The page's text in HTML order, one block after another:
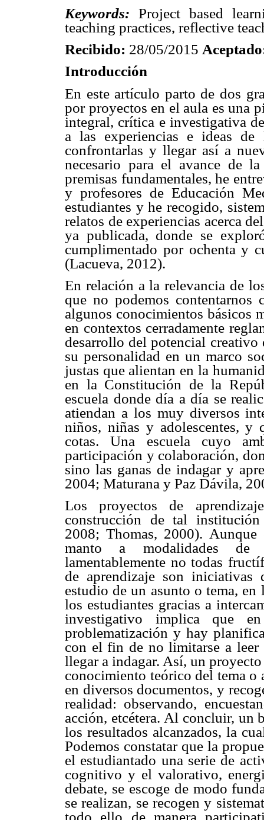
Keywords: Project based
teaching practices, reflective
Recibido: 28/05/2015
Introducción
En este artículo parto de dos
por proyectos en el aula es una
integral, crítica e investigativa
a las experiencias e ideas
confrontarlas y llegar así a
necesario para el avance de
premisas fundamentales, he
y profesores de Educación
estudiantes y he recogido,
relatos de experiencias acerca
ya publicada, donde se
cumplimentado por ochenta y
(Lacueva, 2012).
En relación a la relevancia de
que no podemos
algunos conocimientos básicos
en contextos cerradamente
desarrollo del potencial
su personalidad en un marco
justas que alientan en la
en la Constitución de la
escuela donde día a día se
atiendan a los muy diversos
niños, niñas y adolescentes, y
cotas. Una escuela cuyo
participación y colaboración,
sino las ganas de indagar y
2004; Maturana y Paz Dávila,
Los proyectos de
construcción de tal
2008; Thomas, 2000).
manto a modalidades de
lamentablemente no todas
de aprendizaje son iniciativas
estudio de un asunto o tema,
los estudiantes gracias a
investigativo implica que
problematización y hay
con el fin de no limitarse a
llegar a indagar. Así, un
conocimiento teórico del tema o
en diversos documentos, y
realidad: observando,
acción, etcétera. Al concluir, un
los resultados alcanzados, la
Podemos constatar que la
el estudiantado una serie de
cognitivo y el valorativo,
debate, se escoge de modo
se realizan, se recogen y
todo ello de manera